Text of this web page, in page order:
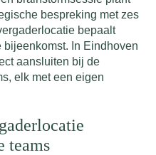
bespreking met zes
bepaalt
In Eindhoven
aansluiten bij de
elk met een eigen
teams